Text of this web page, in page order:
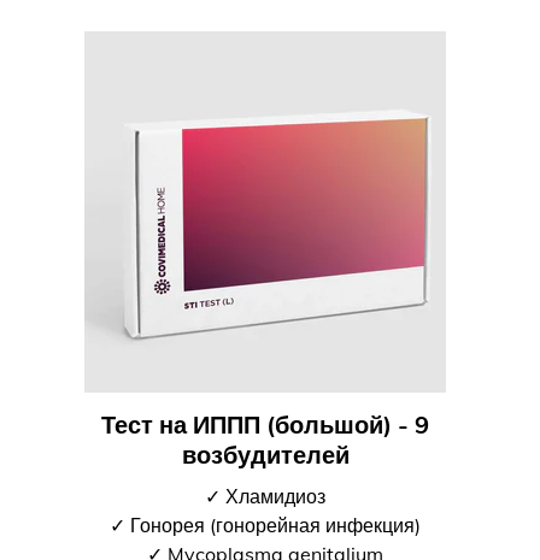
Тест на ИППП (большой) - 9
возбудителей
✓ Хламидиоз
✓ Гонорея (гонорейная инфекция)
✓ Mycoplasma genitalium